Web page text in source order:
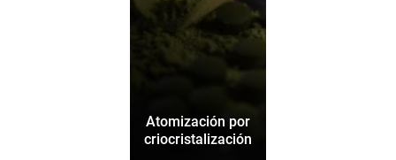
Atomización por
criocristalización